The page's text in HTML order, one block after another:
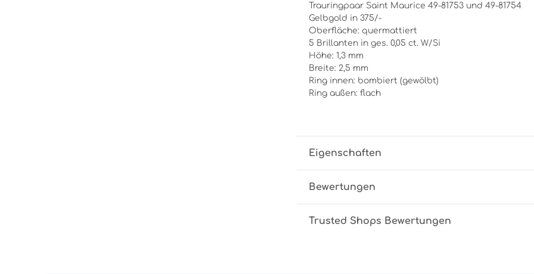
Trauringpaar Saint Maurice 49-81753 und 49-81754
Gelbgold in 375/-
Oberfläche: quermattiert
5 Brillanten in ges. 0,05 ct. W/Si
Höhe: 1,3 mm
Breite: 2,5 mm
Ring innen: bombiert (gewölbt)
Ring außen: flach
Eigenschaften
Bewertungen
Trusted Shops Bewertungen